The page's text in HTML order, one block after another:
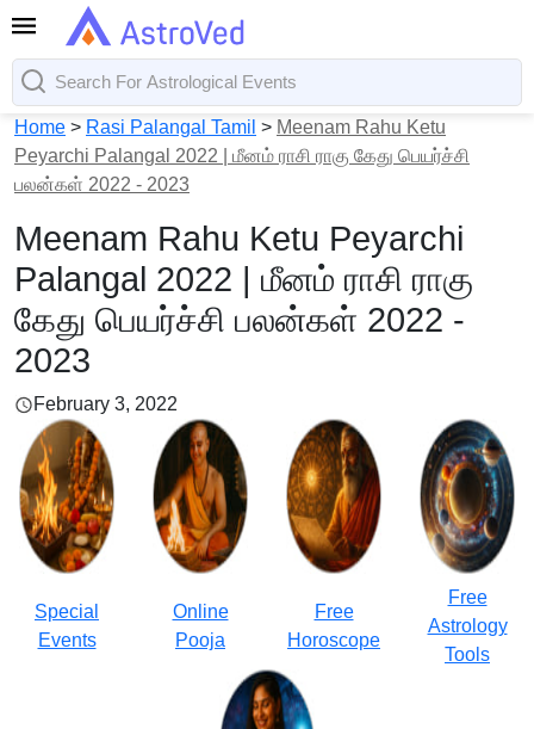
Home > Rasi Palangal Tamil > Meenam Rahu Ketu
Peyarchi Palangal 2022 | மீனம் ராசி ராகு கேது பெயர்ச்சி
பலன்கள் 2022 - 2023
Meenam Rahu Ketu Peyarchi
Palangal 2022 | மீனம் ராசி ராகு
கேது பெயர்ச்சி பலன்கள் 2022 -
2023
February 3, 2022
Special
Events
Online
Pooja
Free
Horoscope
Free
Astrology
Tools